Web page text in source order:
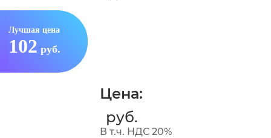
Лучшая цена
102 руб.
Цена:
руб.
В т.ч. НДС 20%